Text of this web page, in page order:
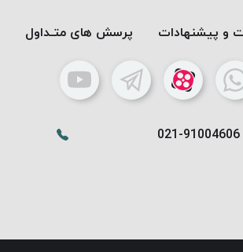
و پیشنهادات پرسش های متـداول
021-91004606